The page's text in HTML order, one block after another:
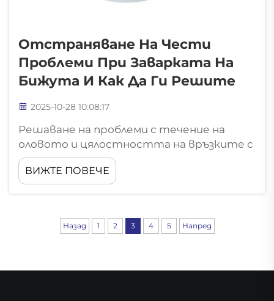
Отстраняване На Чести
Проблеми При Заварката На
Бижута И Как Да Ги Решите
2025-10-28 10:08:17
Решаване на проблеми с течение на
оловото и цялостността на връзките с
лазерен заваръчен апарат за бижута
Проучването на техники за златарство
от 2023 г. установи, че около една
имат проблеми като неравномерно
течение на оловото или слаби връзки.
ВИЖТЕ ПОВЕЧЕ
Назад 1 2 3 4 5 Напред